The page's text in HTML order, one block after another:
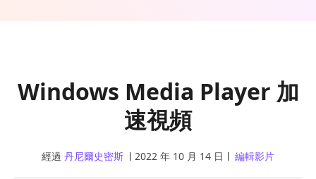
Windows Media Player 加
速視頻
經過 丹尼爾史密斯 2022 年 10 月 14 日 編輯影片